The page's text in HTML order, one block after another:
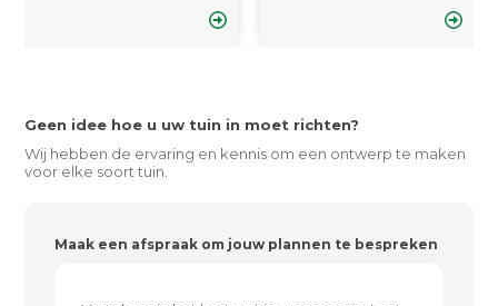
Geen idee hoe u uw tuin in moet richten?
Wij hebben de ervaring en kennis om een ontwerp te maken
voor elke soort tuin.
Maak een afspraak om jouw plannen te bespreken